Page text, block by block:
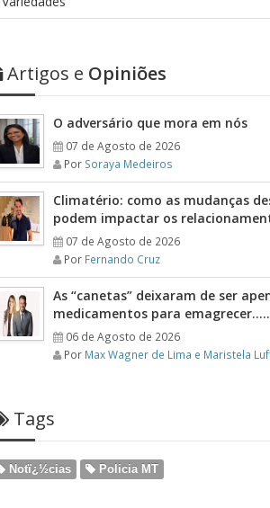
Artigos e Opiniões
O adversário que mora em nós
07 de Agosto de 2026
Por Soraya Medeiros
Climatério: como as mudanças
podem impactar os
07 de Agosto de 2026
Por Fernando Cruz
As “canetas” deixaram de ser
medicamentos para
06 de Agosto de 2026
Por Max Wagner de Lima e Maristela
Tags
Notï¿½cias Policia MT